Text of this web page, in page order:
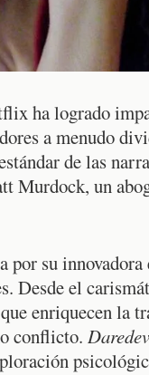
ha logrado
a menudo
de las
Murdock, un
por su
Desde el
enriquecen la
conflicto.